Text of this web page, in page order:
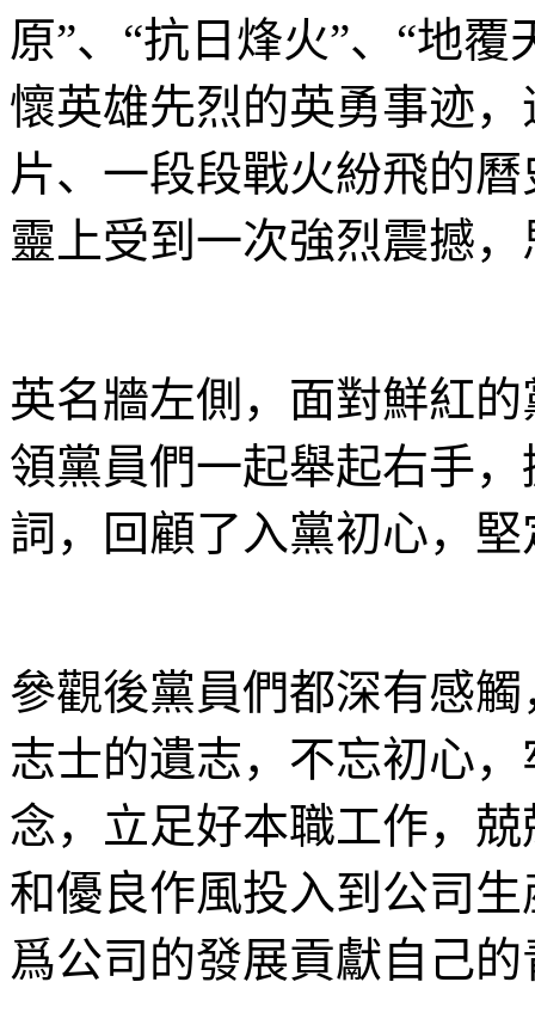
原”、“抗日烽火”、“地
懷英雄先烈的英勇事迹
片、一段段戰火紛飛的
靈上受到一次強烈震撼
英名牆左側，面對鮮紅
領黨員們一起舉起右手
詞，回顧了入黨初心，
參觀後黨員們都深有感
志士的遺志，不忘初心
念，立足好本職工作，
和優良作風投入到公司
爲公司的發展貢獻自己